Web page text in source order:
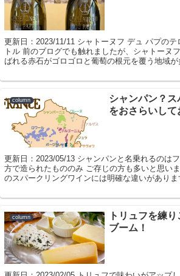
更新日：2023/11/11 シャトーヌフ デュ パプのテ
トル 前のブログでも触れましたが、シャトーヌ
ばれる赤石がゴロゴロと葡萄の根元を覆う地域が
column
シャンパン？
をおさらいして
更新日：2023/05/13 シャンパンと名乗れるのは
方で造られたもののみ ご存じの方も多いと思い
のスパークリングワインには明確な違いがありま
column
トリュフを練
ブーム！